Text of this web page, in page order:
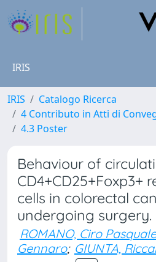
IRIS
IRIS
Catalogo Ricerca
4 Contributo in Atti di
4.3 Poster
Behaviour of
CD4+CD25+Foxp3+
cells in colorectal
undergoing surgery.
ROMANO, Ciro Pasquale
Gennaro; GIUNTA,